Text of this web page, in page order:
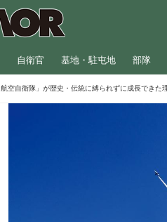
自衛官 基地・駐屯地 部隊